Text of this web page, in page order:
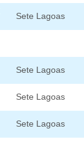
Sete Lagoas
Sete Lagoas
Sete Lagoas
Sete Lagoas